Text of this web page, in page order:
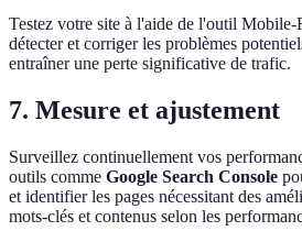
Testez votre site à l'aide de l'outil
détecter et corriger les problèmes
entraîner une perte significative de trafic.
7. Mesure et ajustement
Surveillez continuellement vos
outils comme Google Search Console
et identifier les pages nécessitant des
mots-clés et contenus selon les